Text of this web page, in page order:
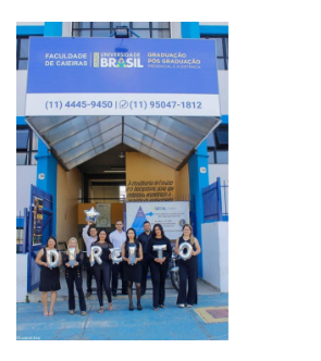
PROUNI
CURSOS
BACHARELADOS
LICENCIATURAS
TECNOLÓGICOS
VESTIBULAR